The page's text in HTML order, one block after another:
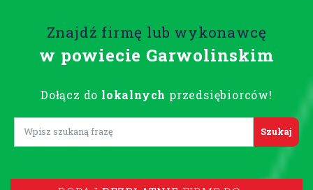
Znajdź firmę lub wykonawcę
w powiecie Garwolinskim
Dołącz do lokalnych przedsiębiorców!
Lorem ipsum